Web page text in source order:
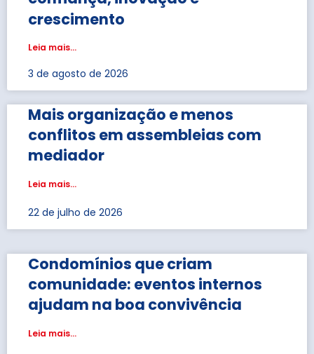
crescimento
Leia mais...
3 de agosto de 2026
Mais organização e menos
conflitos em assembleias com
mediador
Leia mais...
22 de julho de 2026
Condomínios que criam
comunidade: eventos internos
ajudam na boa convivência
Leia mais...